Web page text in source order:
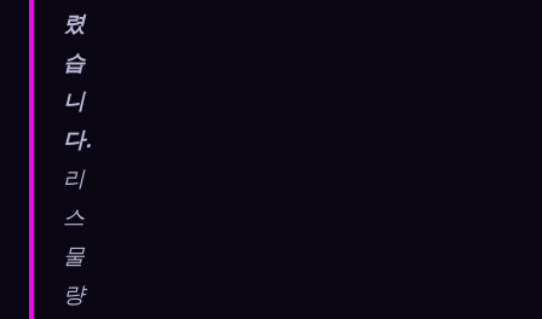
렸
습
니
다.
리
스
물
량